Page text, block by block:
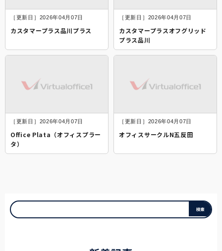
［更新日］2026年04月07日
カスタマープラス品川プラス
［更新日］2026年04月07日
カスタマープラスオフグリッド
プラス品川
［更新日］2026年04月07日
Office Plata（オフィスプラー
タ）
［更新日］2026年04月07日
オフィスサークルN五反田